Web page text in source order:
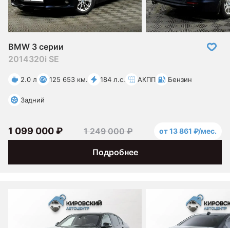
BMW 3 серии
2014320i SE
2.0 л 125 653 км. 184 л.с. АКПП Бензин
Задний
Подробнее
1 099 000 ₽ 1 249 000 ₽ от 13 861 ₽/мес.